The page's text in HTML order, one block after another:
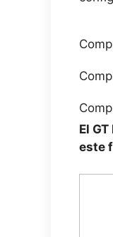
El
este